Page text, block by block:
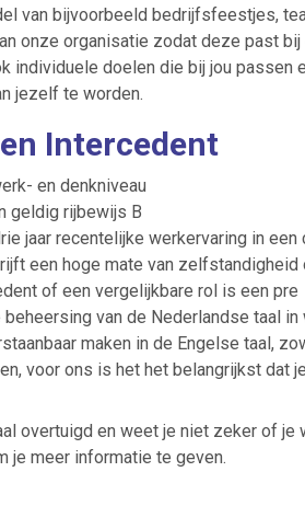
van bijvoorbeeld bedrijfsfeestjes,
onze organisatie zodat deze past
individuele doelen die bij jou passen
jezelf te worden.
Intercedent
en denkniveau
geldig rijbewijs B
jaar recentelijke werkervaring in
een hoge mate van
of een vergelijkbare rol is een pre
van de Nederlandse taal
maken in de Engelse taal,
voor ons is het het belangrijkst dat
overtuigd en weet je niet zeker of
je meer informatie te geven.